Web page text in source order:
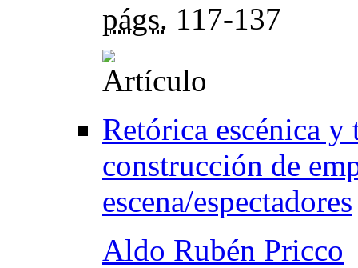
págs. 117-137
Retórica escénica y
construcción de
escena/espectadores
Aldo Rubén Pricco